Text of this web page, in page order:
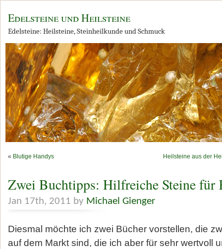
Edelsteine und Heilsteine
Edelsteine: Heilsteine, Steinheilkunde und Schmuck
« Blutige Handys Heilsteine aus der
Zwei Buchtipps: Hilfreiche Steine für
Jan 17th, 2011 by Michael Gienger
Diesmal möchte ich zwei Bücher vorstellen, die
auf dem Markt sind, die ich aber für sehr wertvoll